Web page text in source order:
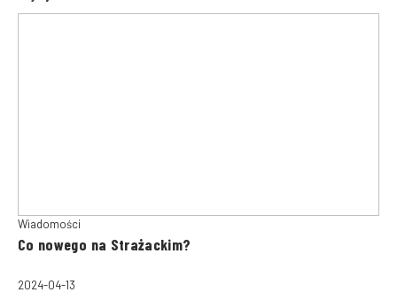
Wiadomości
Co nowego na Strażackim?
2024-04-13